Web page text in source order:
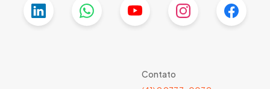
Contato